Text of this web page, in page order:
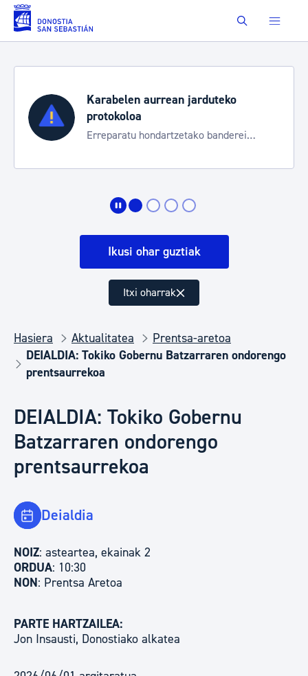
Eduki nagusira joan Buscar
Karabelen aurrean jarduteko
protokoloa
Erreparatu hondartzetako banderei
Ikusi ohar guztiak
Itxi oharrak
Hasiera Aktualitatea
Prentsa-aretoa
DEIALDIA: Tokiko Gobernu Batzarraren ondorengo
prentsaurrekoa
DEIALDIA: Tokiko Gobernu
Batzarraren ondorengo
prentsaurrekoa
Deialdia
NOIZ: asteartea, ekainak 2
ORDUA: 10:30
NON: Prentsa Aretoa
PARTE HARTZAILEA:
Jon Insausti, Donostiako alkatea